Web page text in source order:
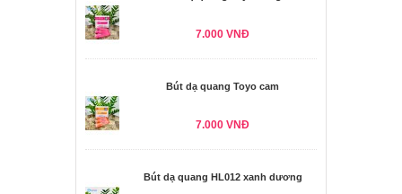
7.000 VNĐ
Bút dạ quang Toyo cam
7.000 VNĐ
Bút dạ quang HL012 xanh dương